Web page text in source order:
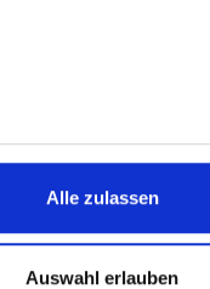
Alle zulassen
Auswahl erlauben
SPORT-SPOTS IM